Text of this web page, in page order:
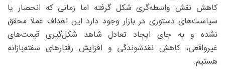
کاهش نقش واسطه‌گری شکل گرفته اما زمانی که انحصار یا
سیاست‌های دستوری در بازار وجود دارد این اهداف عملا محقق
نشده و به جای ایجاد تعادل شاهد شکل‌گیری قیمت‌های
غیرواقعی، کاهش نقدشوندگی و افزایش رفتارهای سفته‌بازانه
هستیم.